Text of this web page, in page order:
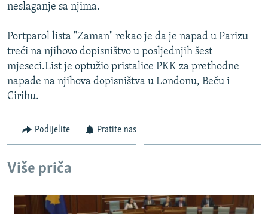
neslaganje sa njima.
Portparol lista "Zaman" rekao je da je napad u Parizu
treći na njihovo dopisništvo u posljednjih šest
mjeseci.List je optužio pristalice PKK za prethodne
napade na njihova dopisništva u Londonu, Beču i
Cirihu.
Podijelite Pratite nas
Više priča